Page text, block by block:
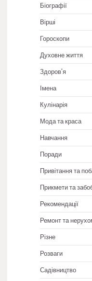
Біографії
Вірші
Гороскопи
Духовне життя
Здоров'я
Імена
Кулінарія
Мода та краса
Навчання
Поради
Привітання та
Прикмети та
Рекомендації
Ремонт та
Різне
Розваги
Садівництво